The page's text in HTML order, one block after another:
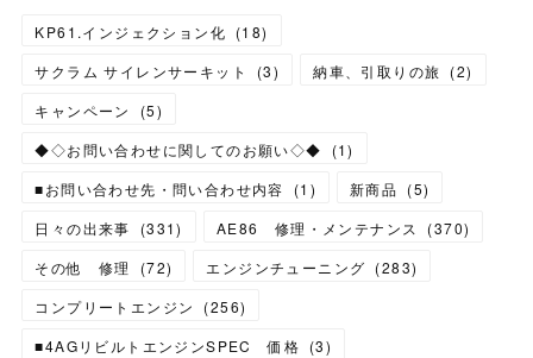
KP61.インジェクション化 (18)
サクラム サイレンサーキット
(3) 納車、引取りの旅 (2)
キャンペーン
(5)
◆◇お問い合わせに関してのお願い◇◆
(1)
■お問い合わせ先・問い合わせ内容
(1 ) 新商品 (5)
日々の出来事
(331) AE86 修理・メンテナンス (370)
その他 修理
(72) エンジンチューニング (283)
コンプリートエンジン
(256)
■4AGリビルトエンジンSPEC 価格 (3)